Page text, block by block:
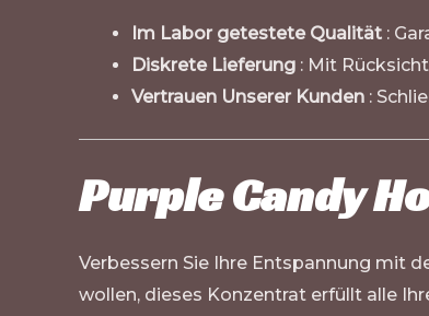
Im Labor getestete Qualität :
Diskrete Lieferung : Mit
Vertrauen Unserer Kunden :
Purple Candy
Verbessern Sie Ihre Entspannung mit
wollen, dieses Konzentrat erfüllt alle